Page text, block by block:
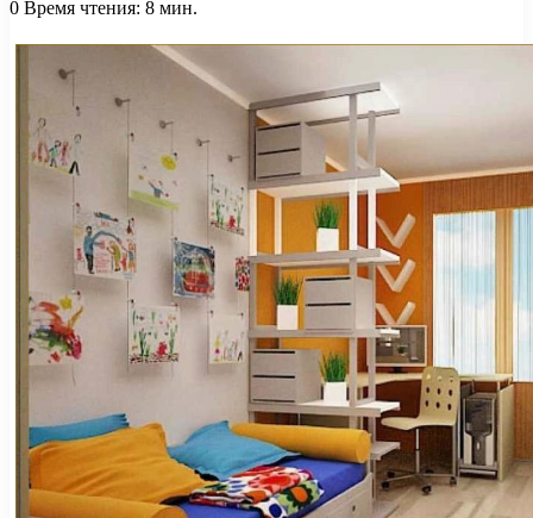
0 Время чтения: 8 мин.